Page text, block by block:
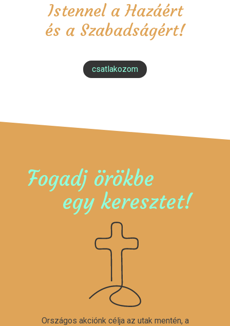
Istennel a Hazáért
és a Szabadságért!
csatlakozom
Fogadj örökbe
egy keresztet!
Országos akciónk célja az utak mentén, a